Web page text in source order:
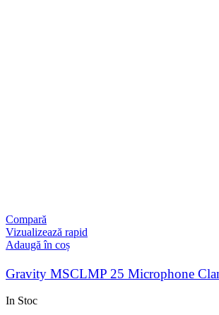
Compară
Vizualizează rapid
Adaugă în coș
Gravity MSCLMP 25 Microphone
In Stoc